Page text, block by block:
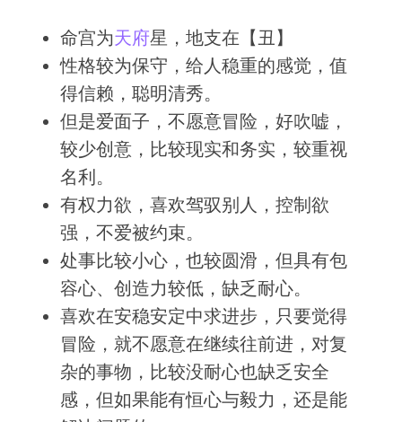
命宫为天府星，地支在【丑】
性格较为保守，给人稳重的感觉，值
得信赖，聪明清秀。
但是爱面子，不愿意冒险，好吹嘘，
较少创意，比较现实和务实，较重视
名利。
有权力欲，喜欢驾驭别人，控制欲
强，不爱被约束。
处事比较小心，也较圆滑，但具有包
容心、创造力较低，缺乏耐心。
喜欢在安稳安定中求进步，只要觉得
冒险，就不愿意在继续往前进，对复
杂的事物，比较没耐心也缺乏安全
感，但如果能有恒心与毅力，还是能